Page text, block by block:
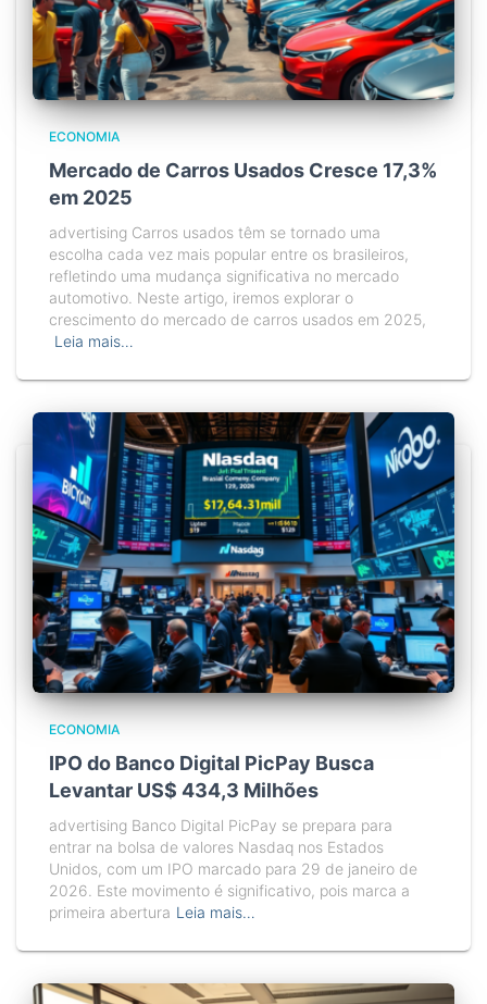
ECONOMIA
Mercado de Carros Usados Cresce 17,3%
em 2025
advertising Carros usados têm se tornado uma
escolha cada vez mais popular entre os brasileiros,
refletindo uma mudança significativa no mercado
automotivo. Neste artigo, iremos explorar o
crescimento do mercado de carros usados em 2025,
Leia mais…
ECONOMIA
IPO do Banco Digital PicPay Busca
Levantar US$ 434,3 Milhões
advertising Banco Digital PicPay se prepara para
entrar na bolsa de valores Nasdaq nos Estados
Unidos, com um IPO marcado para 29 de janeiro de
2026. Este movimento é significativo, pois marca a
primeira abertura Leia mais…